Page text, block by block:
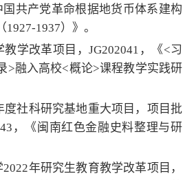
国共产党革命根据地货币体系建构
1937）》。
学改革项目，JG202041，《<习
>融入高校<概论>课程教学实践研
度社科研究基地重大项目，项目批
，《闽南红色金融史料整理与研
年研究生教育教学改革项目，